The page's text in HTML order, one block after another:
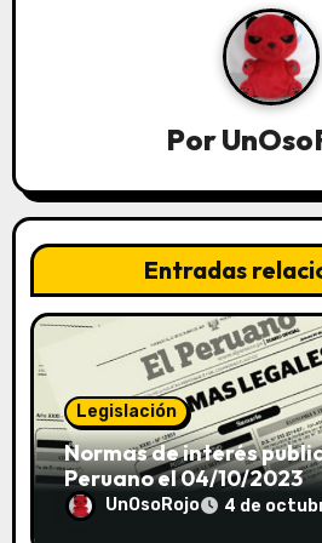
Por
Entradas
Legislación
Normas de interés
Peruano el 04/10/2023
UnOsoRojo 4 de